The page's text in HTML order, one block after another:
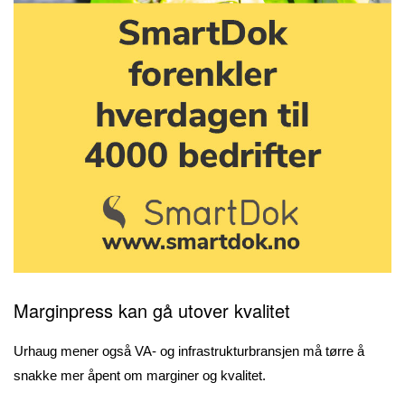
Marginpress kan gå utover kvalitet
Urhaug mener også VA- og infrastrukturbransjen må tørre å
snakke mer åpent om marginer og kvalitet.